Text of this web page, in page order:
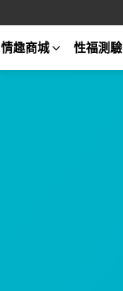
情趣商城 性福測驗